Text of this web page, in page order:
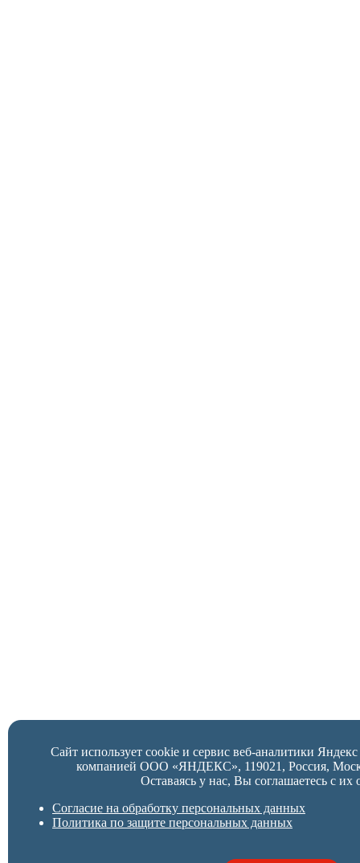
Сайт использует cookie и сервис веб-аналитики
компанией ООО «ЯНДЕКС», 119021, Россия,
Оставаясь у нас, Вы соглашаетесь с их
Согласие на обработку персональных данных
Политика по защите персональных данных